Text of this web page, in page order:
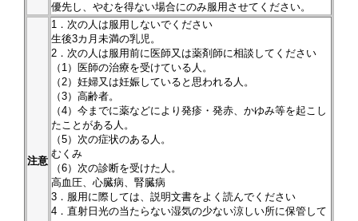
優先し、やむを得ない場合にのみ服用させてください。
注意
1．次の人は服用しないでください
生後3カ月未満の乳児。
2．次の人は服用前に医師又は薬剤師に相談してください
（1）医師の治療を受けている人。
（2）妊婦又は妊娠していると思われる人。
（3）高齢者。
（4）今までに薬などにより発疹・発赤、かゆみ等を起こし
たことがある人。
（5）次の症状のある人。
むくみ
（6）次の診断を受けた人。
高血圧、心臓病、腎臓病
3．服用に際しては、説明文書をよく読んでください
4．直射日光の当たらない湿気の少ない涼しい所に保管して